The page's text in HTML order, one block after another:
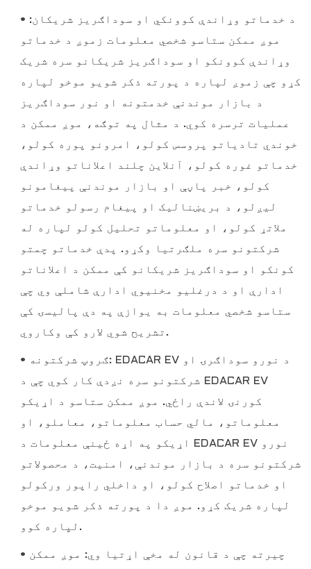
• د خدماتو وړاندې کوونکي او سوداګریز شریکان:
موږ ممکن ستاسو شخصي معلومات زموږ د خدماتو
وړاندې کوونکو او سوداګریز شریکانو سره شریک
کړو چې زموږ لپاره د پورته ذکر شویو موخو لپاره
د بازار موندنې خدمتونه او نور سوداګریز
عملیات ترسره کوي. د مثال په توګه، موږ ممکن د
خوندي تادیاتو پروسس کولو، امرونو پوره کولو،
خدماتو غوره کولو، آنلاین چلند اعلاناتو وړاندې
کولو، خبر پاڼې او بازار موندنې پیغامونو
لیږلو، د بریښنالیک او پیغام رسولو خدماتو
ملاتړ کولو، او معلوماتو تحلیل کولو لپاره له
شرکتونو سره ملګرتیا وکړو. پدې خدماتو چمتو
کونکو او سوداګریز شریکانو کې ممکن د اعلاناتو
ادارې او د درغلیو مخنیوي ادارې شاملې وي چې
ستاسو شخصي معلومات به یوازې په دې پالیسۍ کې
تشریح شوي لارو کې وکاروي.
• ګروپ شرکتونه: EDACAR EV د نورو سوداګرۍ او
شرکتونو سره نږدې کار کوي چې د EDACAR EV
کورنۍ لاندې راځي. موږ ممکن ستاسو د اړیکو
معلوماتو، مالي حساب معلوماتو، معاملو، او
اړیکو په اړه ځینې معلومات د EDACAR EV نورو
شرکتونو سره د بازار موندنې، امنیت، د محصولاتو
او خدماتو اصلاح کولو، او داخلي راپور ورکولو
لپاره شریک کړو. موږ دا د پورته ذکر شویو موخو
لپاره کوو.
• چیرته چې د قانون له مخې اړتیا وي: موږ ممکن